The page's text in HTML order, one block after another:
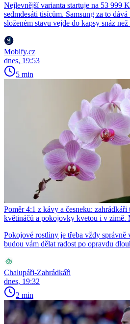
Nejlevnější varianta startuje na 53 999
sedmdesáti tisícům. Samsung za to
složeném stavu vejde do kapsy snáz
Mobify.cz
dnes, 19:53
5 min
Poměr 4:1 z kávy a česneku: zahrádkáři
květináčů a pokojovky kvetou i v zimě.
Pokojové rostliny je třeba vždy správně
budou vám dělat radost po opravdu
Chalupáři-Zahrádkáři
dnes, 19:32
2 min